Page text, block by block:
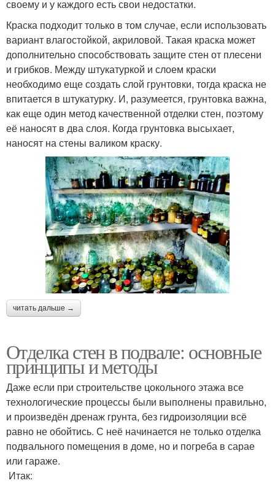
своему и у каждого есть свои недостатки.
Краска подходит только в том случае, если использовать
вариант влагостойкой, акриловой. Такая краска может
дополнительно способствовать защите стен от плесени
и грибков. Между штукатуркой и слоем краски
необходимо еще создать слой грунтовки, тогда краска не
впитается в штукатурку. И, разумеется, грунтовка важна,
как еще один метод качественной отделки стен, поэтому
её наносят в два слоя. Когда грунтовка высыхает,
наносят на стены валиком краску.
читать дальше →
Отделка стен в подвале: основные
принципы и методы
Даже если при строительстве цокольного этажа все
технологические процессы были выполнены правильно,
и произведён дренаж грунта, без гидроизоляции всё
равно не обойтись. С неё начинается не только отделка
подвального помещения в доме, но и погреба в сарае
или гараже.
Итак: